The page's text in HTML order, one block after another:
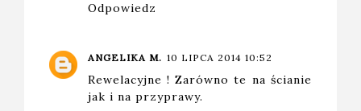
Odpowiedz
ANGELIKA M. 10 LIPCA 2014 10:52
Rewelacyjne ! Zarówno te na ścianie
jak i na przyprawy.